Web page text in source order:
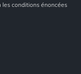
conditions énoncées